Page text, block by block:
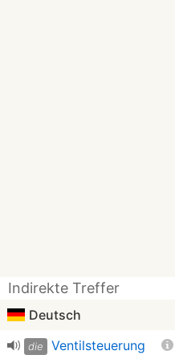
Indirekte Treffer
Deutsch
die Ventilsteuerung